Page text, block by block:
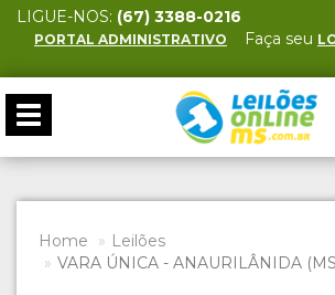
LIGUE-NOS: (67) 3388-0216
PORTAL ADMINISTRATIVO Faça seu
Toggle
navigation
Home
Leilões
VARA ÚNICA - ANAURILÂNIDA